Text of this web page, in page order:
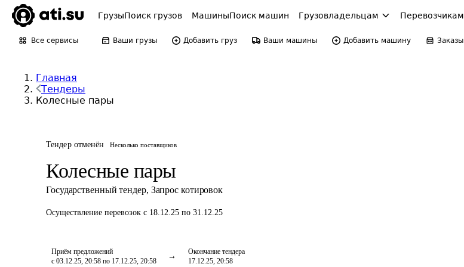
ГрузыПоиск грузов МашиныПоиск машин Грузовладельцам Перевозчикам
Все сервисы Ваши грузы Добавить груз Ваши машины Добавить машину Заказы
Главная
Тендеры
Колесные пары
Тендер отменён Несколько поставщиков
Колесные пары
Государственный тендер, Запрос котировок
Осуществление перевозок с 18.12.25 по 31.12.25
Приём предложений
с 03.12.25, 20:58 по 17.12.25, 20:58
Окончание тендера
17.12.25, 20:58